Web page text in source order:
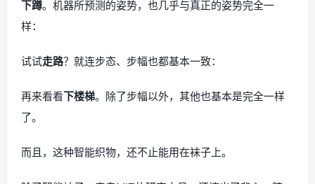
下蹲。机器所预测的姿势，也几乎与真正的姿势完全一
样：
试试走路？就连步态、步幅也都基本一致：
再来看看下楼梯。除了步幅以外，其他也基本是完全一样
了。
而且，这种智能织物，还不止能用在袜子上。